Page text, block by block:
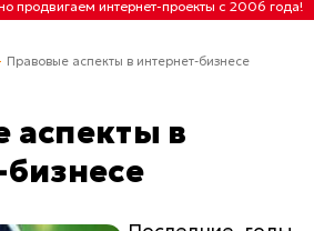
658-653
637-673
вход \ Левый торец здания
с 9:30 до 18:30 (по Хбк)
продвигаем интернет-проекты с 2006 года!
Правовые аспекты в интернет-бизнесе